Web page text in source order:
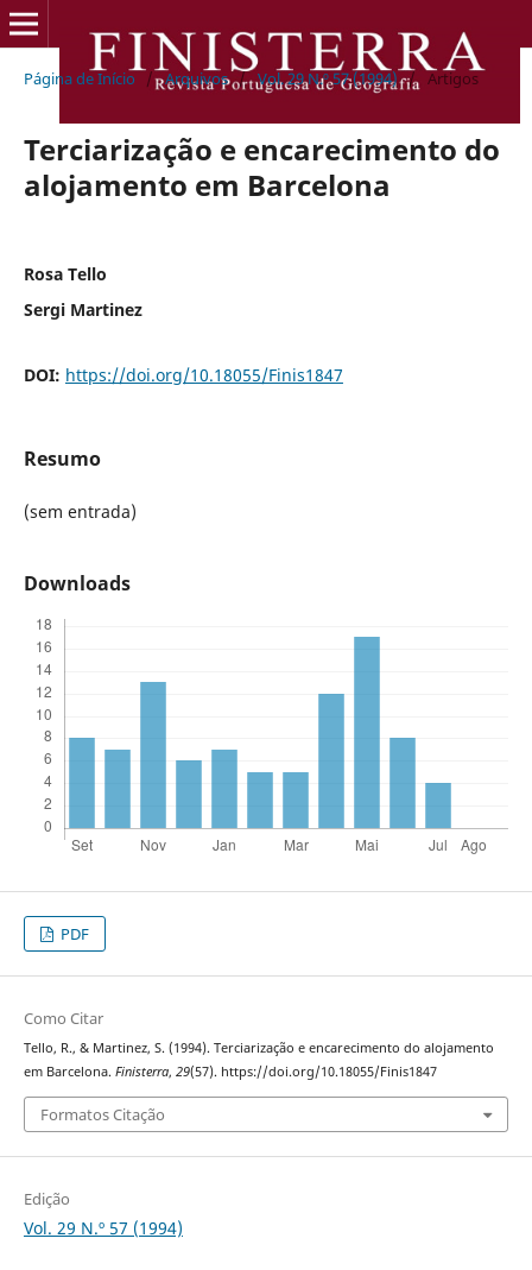
Página de Início / Arquivos / Vol. 29 N.º 57 (1994) / Artigos
Terciarização e encarecimento do
alojamento em Barcelona
Rosa Tello
Sergi Martinez
DOI: https://doi.org/10.18055/Finis1847
Resumo
(sem entrada)
Downloads
PDF
Como Citar
Tello, R., & Martinez, S. (1994). Terciarização e encarecimento do alojamento
em Barcelona. Finisterra, 29(57). https://doi.org/10.18055/Finis1847
Formatos Citação
Edição
Vol. 29 N.º 57 (1994)